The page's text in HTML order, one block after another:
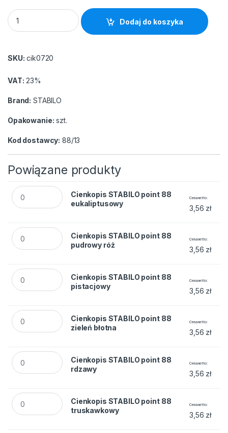
Cienkopis STABILO 88/13 zieleń lodowa quantity
Dodaj do koszyka
SKU: cik0720
VAT: 23%
Brand: STABILO
Opakowanie: szt.
Kod dostawcy: 88/13
Powiązane produkty
Cienkopis STABILO point 88 eukaliptusowy quantity
Cienkopis STABILO point 88
eukaliptusowy
Cena netto
3,56 zł
Cienkopis STABILO point 88 pudrowy róż quantity
Cienkopis STABILO point 88
pudrowy róż
Cena netto
3,56 zł
Cienkopis STABILO point 88 pistacjowy quantity
Cienkopis STABILO point 88
pistacjowy
Cena netto
3,56 zł
Cienkopis STABILO point 88 zieleń błotna quantity
Cienkopis STABILO point 88
zieleń błotna
Cena netto
3,56 zł
Cienkopis STABILO point 88 rdzawy quantity
Cienkopis STABILO point 88
rdzawy
Cena netto
3,56 zł
Cienkopis STABILO point 88 truskawkowy quantity
Cienkopis STABILO point 88
truskawkowy
Cena netto
3,56 zł